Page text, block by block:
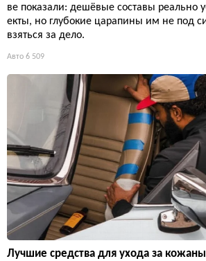
ве показали: дешёвые составы реально
екты, но глубокие царапины им не под
взяться за дело.
Авто 6 509
Лучшие средства для ухода за